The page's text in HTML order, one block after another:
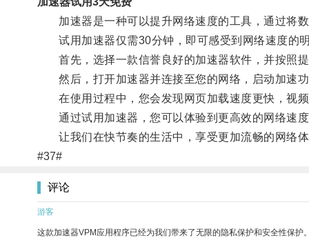
加速器是一种可以提升网络速度的工具，通过将数
试用加速器仅需30分钟，即可感受到网络速度的明
首先，选择一款信誉良好的加速器软件，并按照提
然后，打开加速器并连接至您的网络，启动加速功
在使用过程中，您会发现网页加载速度更快，视频
通过试用加速器，您可以体验到更高效的网络速度
让我们在快节奏的生活中，享受更加流畅的网络体
#37#
评论
游客
这款加速器VPM应用程序已经为我们带来了无限的隐私保护和安全性保护。